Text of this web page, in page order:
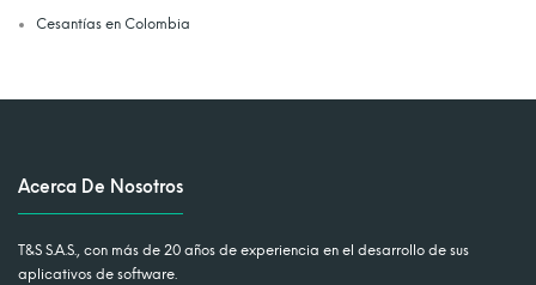
Cesantías en Colombia
Acerca De Nosotros
T&S S.A.S., con más de 20 años de experiencia en el desarrollo de sus
aplicativos de software.